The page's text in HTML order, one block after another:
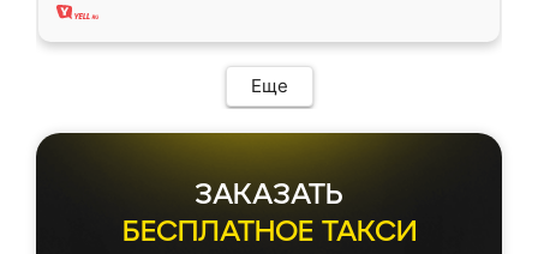
Еще
ЗАКАЗАТЬ
БЕСПЛАТНОЕ ТАКСИ